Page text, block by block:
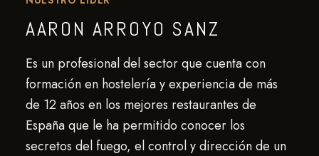
AARON ARROYO SANZ
Es un profesional del sector que cuenta con
formación en hostelería y experiencia de más
de 12 años en los mejores restaurantes de
España que le ha permitido conocer los
secretos del fuego, el control y dirección de un